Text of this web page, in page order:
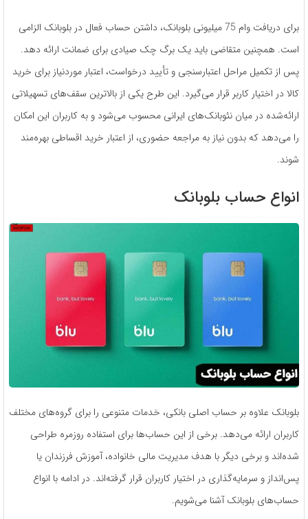
برای دریافت وام 75 میلیونی بلوبانک، داشتن حساب فعال در بلوبانک الزامی
است. همچنین متقاضی باید یک برگ چک صیادی برای ضمانت ارائه دهد.
پس از تکمیل مراحل اعتبارسنجی و تأیید درخواست، اعتبار موردنیاز برای خرید
کالا در اختیار کاربر قرار می‌گیرد. این طرح یکی از بالاترین سقف‌های تسهیلاتی
ارائه‌شده در میان نئوبانک‌های ایرانی محسوب می‌شود و به کاربران این امکان
را می‌دهد که بدون نیاز به مراجعه حضوری، از اعتبار خرید اقساطی بهره‌مند
شوند.
انواع حساب بلوبانک
بلوبانک علاوه بر حساب اصلی بانکی، خدمات متنوعی را برای گروه‌های مختلف
کاربران ارائه می‌دهد. برخی از این حساب‌ها برای استفاده روزمره طراحی
شده‌اند و برخی دیگر با هدف مدیریت مالی خانواده، آموزش فرزندان یا
پس‌انداز و سرمایه‌گذاری در اختیار کاربران قرار گرفته‌اند. در ادامه با انواع
حساب‌های بلوبانک آشنا می‌شویم.